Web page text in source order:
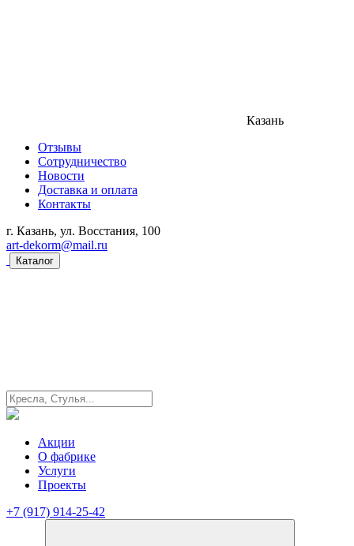
Казань
Отзывы
Сотрудничество
Новости
Доставка и оплата
Контакты
г. Казань, ул. Восстания, 100
art-dekorm@mail.ru
Каталог
Акции
О фабрике
Услуги
Проекты
+7 (917) 914-25-42